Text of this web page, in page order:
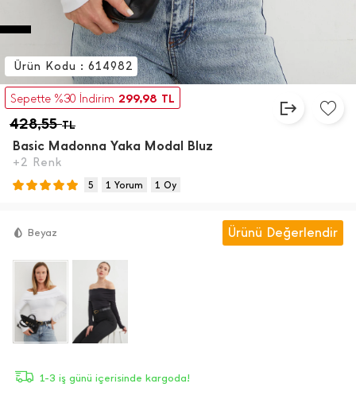
Sepette %30 İndirim 299,98 TL
428,55TL
Basic Madonna Yaka Modal Bluz
+2 Renk
Ürün Kodu : 614982
5 1 Yorum 1 Oy
Beyaz Ürünü Değerlendir
1-3 iş günü içerisinde kargoda!